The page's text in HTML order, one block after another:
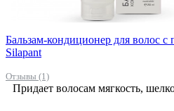
Бальзам-кондиционер для волос с
Silapant
Отзывы (1)
Придает волосам мягкость,